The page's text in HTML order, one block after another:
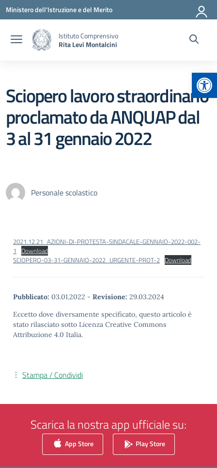
Vai ai contenuti
Vai al menu di navigazione
Vai al footer
Ministero dell'Istruzione e del Merito
Istituto Comprensivo
Rita Levi Montalcini
Sciopero lavoro straordinario
proclamato da ANQUAP dal
3 al 31 gennaio 2022
Personale scolastico
2021.12.21_AZIONI-DI-PROTESTA-SINDACALE-GENNAIO-2022-002-
1
Download
SCIOPERO-03-31-GENNAIO-2022_URGENTE-PROT-2 Download
Pubblicato: 03.01.2022 - Revisione: 29.03.2024
Eccetto dove diversamente specificato, questo articolo è
stato rilasciato sotto Licenza Creative Commons
Attribuzione 4.0 Italia.
Stampa / Condividi
Scarica la nostra app ufficiale su:
App Store Play Store